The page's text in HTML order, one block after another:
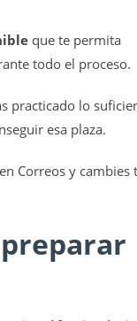
que te permita
todo el proceso.
practicado lo
esa plaza.
Correos y cambies